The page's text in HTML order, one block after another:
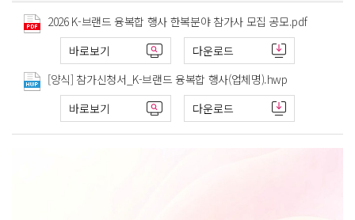
2026 K-브랜드 융복합 행사 한복분야 참가사 모집 공모.pdf
바로보기
다운로드
[양식] 참가신청서_K-브랜드 융복합 행사(업체명).hwp
바로보기
다운로드